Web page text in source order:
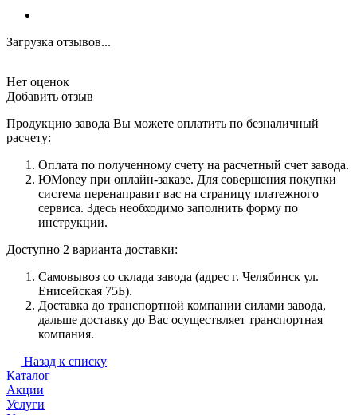
Загрузка отзывов...
Нет оценок
Добавить отзыв
Продукцию завода Вы можете оплатить по безналичный
расчету:
Оплата по полученному счету на расчетный счет завода.
ЮMoney при онлайн-заказе. Для совершения покупки
система перенаправит вас на страницу платежного
сервиса. Здесь необходимо заполнить форму по
инструкции.
Доступно 2 варианта доставки:
Самовывоз со склада завода (адрес г. Челябинск ул.
Енисейская 75Б).
Доставка до транспортной компании силами завода,
дальше доставку до Вас осуществляет транспортная
компания.
Назад к списку
Каталог
Акции
Услуги